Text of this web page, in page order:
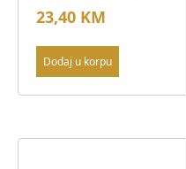
23,40 KM
Dodaj u korpu